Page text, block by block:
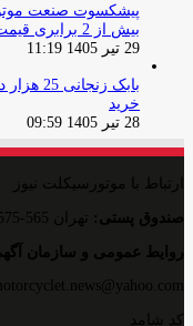
پیشکسوت صنعت
بیش از 2 برابری قیمت موتورسیکلت در مقایسه با سال 1404
29 تیر 1405 11:19
بابک
خرید
28 تیر 1405 09:59
ارتباط با موتورسیکلت نیوز
صندوق پستی: تهران 565-19575
روایط عمومی و سازمان
کد شامد